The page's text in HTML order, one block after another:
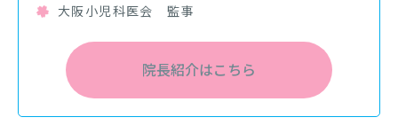
大阪小児科医会 監事
院長紹介はこちら